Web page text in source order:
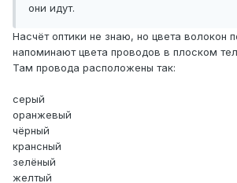
они идут.
Насчёт оптики не знаю, но цвета волокон
напоминают цвета проводов в плоском
Там провода расположены так:
серый
оранжевый
чёрный
крансный
зелёный
желтый